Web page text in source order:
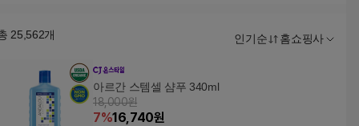
25,562개 인기순 홈쇼핑사
아르간 스템셀 샴푸 340ml
18,000원
7%16,740원